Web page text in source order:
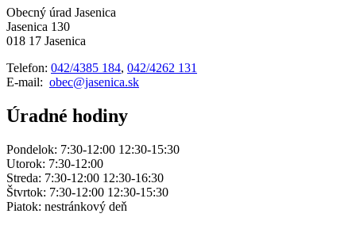
Obecný úrad Jasenica
Jasenica 130
018 17 Jasenica
Telefon: 042/4385 184, 042/4262 131
E-mail: obec@jasenica.sk
Úradné hodiny
Pondelok: 7:30-12:00 12:30-15:30
Utorok: 7:30-12:00
Streda: 7:30-12:00 12:30-16:30
Štvrtok: 7:30-12:00 12:30-15:30
Piatok: nestránkový deň